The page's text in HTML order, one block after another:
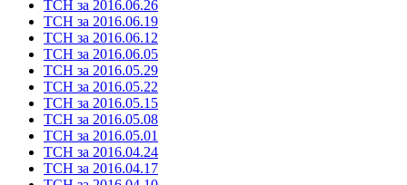
ТСН за 2016.06.26
ТСН за 2016.06.19
ТСН за 2016.06.12
ТСН за 2016.06.05
ТСН за 2016.05.29
ТСН за 2016.05.22
ТСН за 2016.05.15
ТСН за 2016.05.08
ТСН за 2016.05.01
ТСН за 2016.04.24
ТСН за 2016.04.17